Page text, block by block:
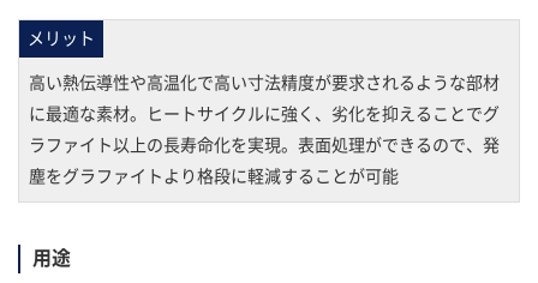
メリット
高い熱伝導性や高温化で高い寸法精度が要求されるような部材
に最適な素材。ヒートサイクルに強く、劣化を抑えることでグ
ラファイト以上の長寿命化を実現。表面処理ができるので、発
塵をグラファイトより格段に軽減することが可能
用途